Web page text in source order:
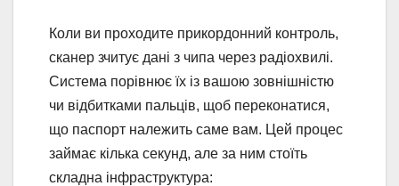
Коли ви проходите прикордонний контроль,
сканер зчитує дані з чипа через радіохвилі.
Система порівнює їх із вашою зовнішністю
чи відбитками пальців, щоб переконатися,
що паспорт належить саме вам. Цей процес
займає кілька секунд, але за ним стоїть
складна інфраструктура: